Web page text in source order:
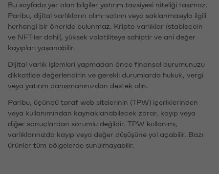
Bu sayfada yer alan bilgiler yatırım tavsiyesi niteliği taşımaz.
Paribu, dijital varlıkların alım-satımı veya saklanmasıyla ilgili
herhangi bir öneride bulunmaz. Kripto varlıklar (stablecoin
ve NFT'ler dahil), yüksek volatiliteye sahiptir ve ani değer
kayıpları yaşanabilir.
Dijital varlık işlemleri yapmadan önce finansal durumunuzu
dikkatlice değerlendirin ve gerekli durumlarda hukuk, vergi
veya yatırım danışmanınızdan destek alın.
Paribu, üçüncü taraf web sitelerinin (TPW) içeriklerinden
veya kullanımından kaynaklanabilecek zarar, kayıp veya
diğer sonuçlardan sorumlu değildir. TPW kullanımı,
varlıklarınızda kayıp veya değer düşüşüne yol açabilir. Bazı
ürünler tüm bölgelerde sunulmayabilir.